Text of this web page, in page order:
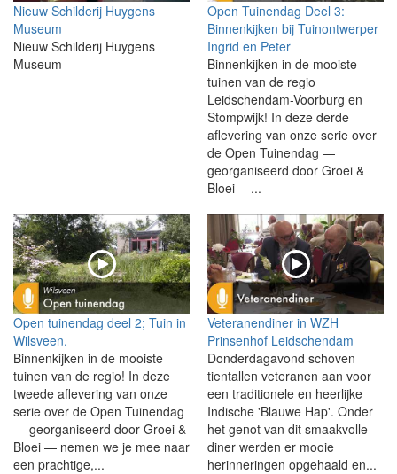
Nieuw Schilderij Huygens
Museum
Nieuw Schilderij Huygens
Museum
Open Tuinendag Deel 3:
Binnenkijken bij Tuinontwerper
Ingrid en Peter
Binnenkijken in de mooiste
tuinen van de regio
Leidschendam-Voorburg en
Stompwijk! In deze derde
aflevering van onze serie over
de Open Tuinendag —
georganiseerd door Groei &
Bloei —...
Open tuinendag deel 2; Tuin in
Wilsveen.
Binnenkijken in de mooiste
tuinen van de regio! In deze
tweede aflevering van onze
serie over de Open Tuinendag
— georganiseerd door Groei &
Bloei — nemen we je mee naar
een prachtige,...
Veteranendiner in WZH
Prinsenhof Leidschendam
Donderdagavond schoven
tientallen veteranen aan voor
een traditionele en heerlijke
Indische 'Blauwe Hap'. Onder
het genot van dit smaakvolle
diner werden er mooie
herinneringen opgehaald en...